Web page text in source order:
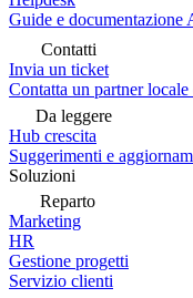
Guide e documentazione
Contatti
Invia un ticket
Contatta un partner
Da leggere
Hub crescita
Suggerimenti e
Soluzioni
Reparto
Marketing
HR
Gestione progetti
Servizio clienti